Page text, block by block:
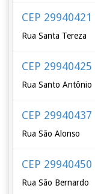
CEP 29940421
Rua Santa Tereza
CEP 29940425
Rua Santo Antônio
CEP 29940437
Rua São Alonso
CEP 29940450
Rua São Bernardo